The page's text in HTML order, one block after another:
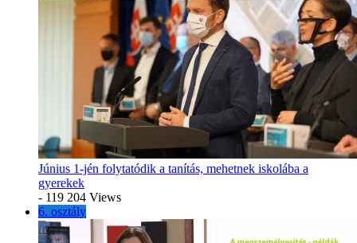
Június 1-jén folytatódik a tanítás, mehetnek iskolába a
gyerekek
- 119 204 Views
6. osztály